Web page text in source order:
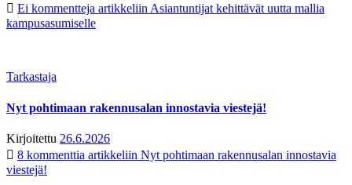
Ei kommentteja artikkeliin Asiantuntijat kehittävät uutta mallia
kampusasumiselle
Tarkastaja
Nyt pohtimaan rakennusalan innostavia viestejä!
Kirjoitettu 26.6.2026
8 kommenttia artikkeliin Nyt pohtimaan rakennusalan innostavia
viestejä!